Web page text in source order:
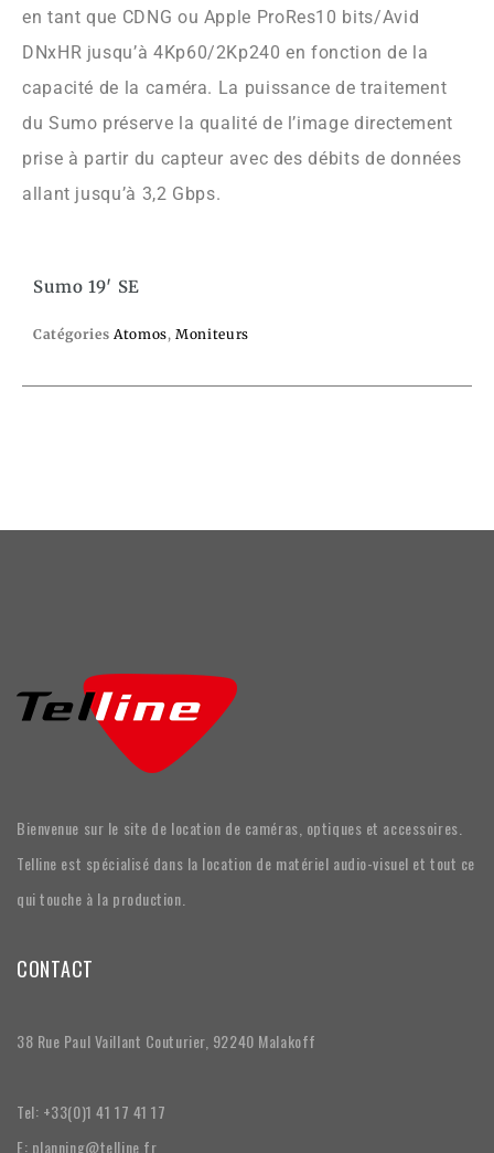
en tant que CDNG ou Apple ProRes10 bits/Avid
DNxHR jusqu’à 4Kp60/2Kp240 en fonction de la
capacité de la caméra. La puissance de traitement
du Sumo préserve la qualité de l’image directement
prise à partir du capteur avec des débits de données
allant jusqu’à 3,2 Gbps.
Sumo 19′ SE
Catégories Atomos,Moniteurs
Bienvenue sur le site de location de caméras, optiques et accessoires.
Telline est spécialisé dans la location de matériel audio-visuel et tout ce
qui touche à la production.
CONTACT
38 Rue Paul Vaillant Couturier, 92240 Malakoff
Tel: +33(0)1 41 17 41 17
E: planning@telline.fr